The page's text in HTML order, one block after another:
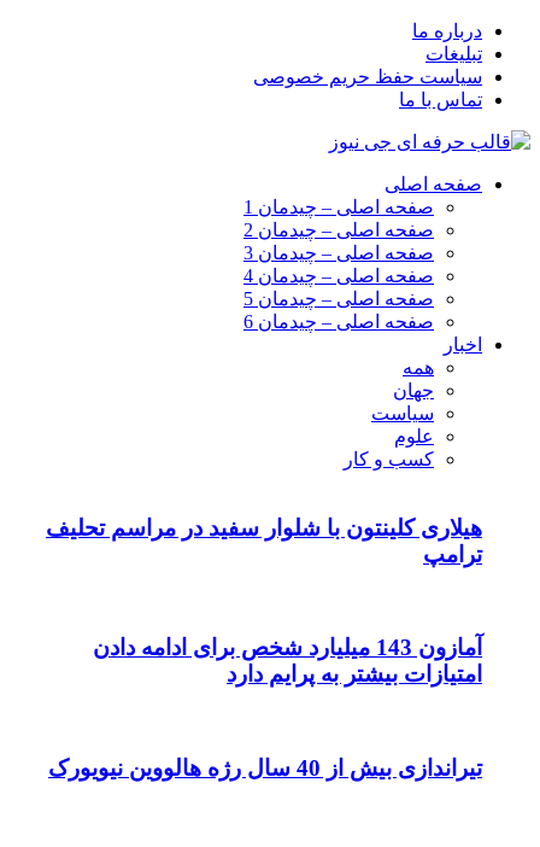
درباره ما
تبلیغات
سیاست حفظ حریم خصوصی
تماس با ما
صفحه اصلی
صفحه اصلی – چیدمان 1
صفحه اصلی – چیدمان 2
صفحه اصلی – چیدمان 3
صفحه اصلی – چیدمان 4
صفحه اصلی – چیدمان 5
صفحه اصلی – چیدمان 6
اخبار
همه
جهان
سیاست
علوم
کسب و کار
هیلاری کلینتون با شلوار سفید در مراسم تحلیف
ترامپ
آمازون 143 میلیارد شخص برای ادامه دادن
امتیازات بیشتر به پرایم دارد
تیراندازی بیش از 40 سال رژه هالووین نیویورک